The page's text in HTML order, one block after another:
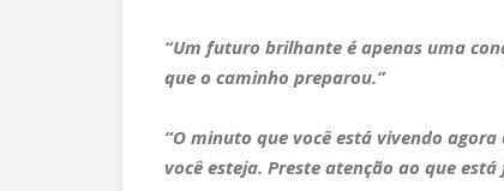
“Um futuro brilhante é apenas uma
que o caminho preparou.”
“O minuto que você está vivendo
você esteja. Preste atenção ao que